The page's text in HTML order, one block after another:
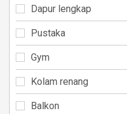
Dapur lengkap
Pustaka
Gym
Kolam renang
Balkon